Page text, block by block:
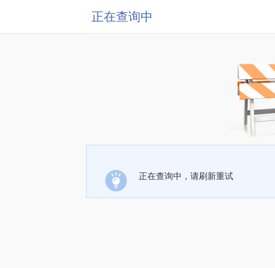
正在查询中
正在查询中，请刷新重试